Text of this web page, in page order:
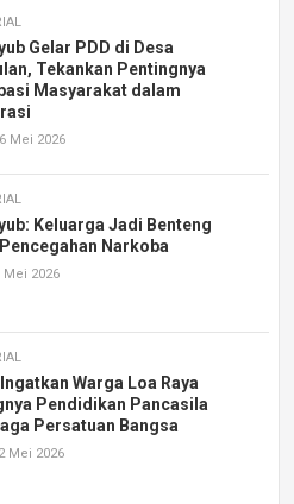
Gelar PDD di Desa
Tekankan Pentingnya
Masyarakat dalam
Mei 2026
Keluarga Jadi Benteng
Narkoba
Mei 2026
Warga Loa Raya
Pendidikan Pancasila
Persatuan Bangsa
Mei 2026